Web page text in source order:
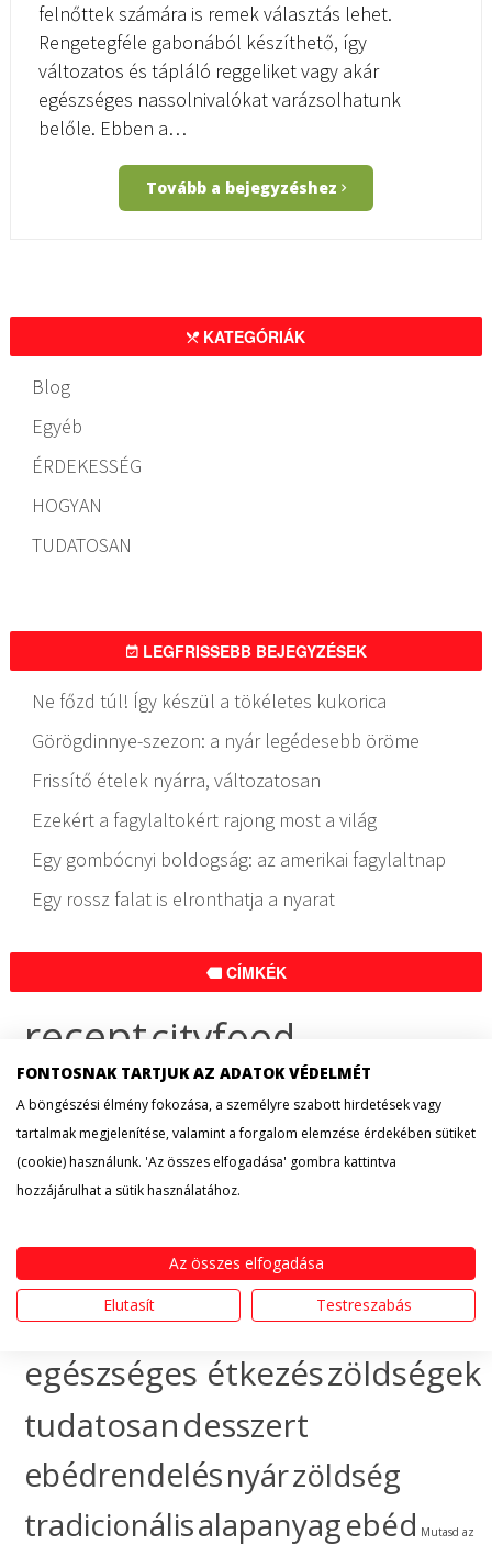
felnőttek számára is remek választás lehet.
Rengetegféle gabonából készíthető, így
változatos és tápláló reggeliket vagy akár
egészséges nassolnivalókat varázsolhatunk
belőle. Ebben a…
Tovább a bejegyzéshez
KATEGÓRIÁK
Blog
Egyéb
ÉRDEKESSÉG
HOGYAN
TUDATOSAN
LEGFRISSEBB BEJEGYZÉSEK
Ne főzd túl! Így készül a tökéletes kukorica
Görögdinnye-szezon: a nyár legédesebb öröme
Frissítő ételek nyárra, változatosan
Ezekért a fagylaltokért rajong most a világ
Egy gombócnyi boldogság: az amerikai fagylaltnap
Egy rossz falat is elronthatja a nyarat
CÍMKÉK
receptcityfood
érdekességhogyan
készítsemegészséges
táplálkozássütemény
gyümölcsünnepebéd
házhozszállításhogyan
egészséges étkezészöldségek
tudatosandesszert
ebédrendelésnyárzöldség
tradicionálisalapanyagebéd Mutasd az
FONTOSNAK TARTJUK AZ ADATOK VÉDELMÉT
A böngészési élmény fokozása, a személyre szabott hirdetések vagy
tartalmak megjelenítése, valamint a forgalom elemzése érdekében sütiket
(cookie) használunk. 'Az összes elfogadása' gombra kattintva
hozzájárulhat a sütik használatához.
Az összes elfogadása
Elutasít
Testreszabás